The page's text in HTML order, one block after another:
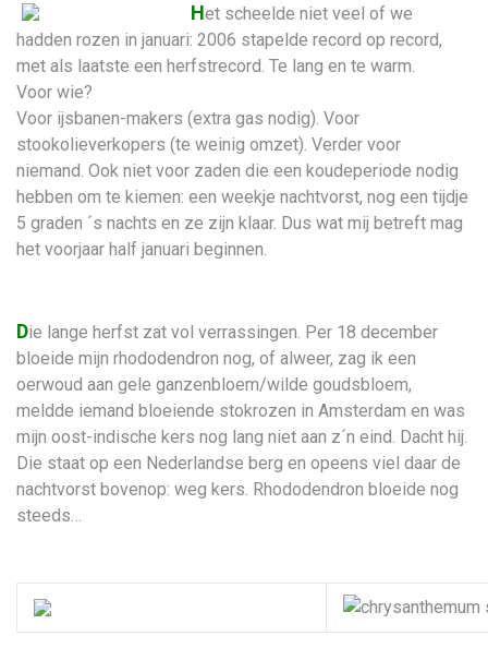
Het scheelde niet veel of we
hadden rozen in januari: 2006 stapelde record op record,
met als laatste een herfstrecord. Te lang en te warm.
Voor wie?
Voor ijsbanen-makers (extra gas nodig). Voor
stookolieverkopers (te weinig omzet). Verder voor
niemand. Ook niet voor zaden die een koudeperiode nodig
hebben om te kiemen: een weekje nachtvorst, nog een tijdje
5 graden ´s nachts en ze zijn klaar. Dus wat mij betreft mag
het voorjaar half januari beginnen.
Die lange herfst zat vol verrassingen. Per 18 december
bloeide mijn rhododendron nog, of alweer, zag ik een
oerwoud aan gele ganzenbloem/wilde goudsbloem,
meldde iemand bloeiende stokrozen in Amsterdam en was
mijn oost-indische kers nog lang niet aan z´n eind. Dacht hij.
Die staat op een Nederlandse berg en opeens viel daar de
nachtvorst bovenop: weg kers. Rhododendron bloeide nog
steeds…